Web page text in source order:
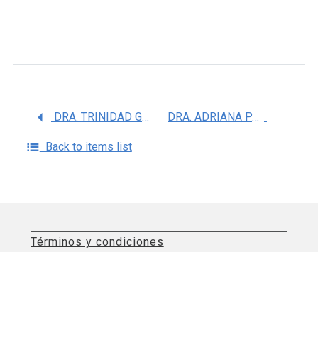
DRA. TRINIDAD GARCIA IGLESIAS DRA. ADRIANA PATRICIA MENDIZABAL RUIZ
Back to items list
Términos y condiciones